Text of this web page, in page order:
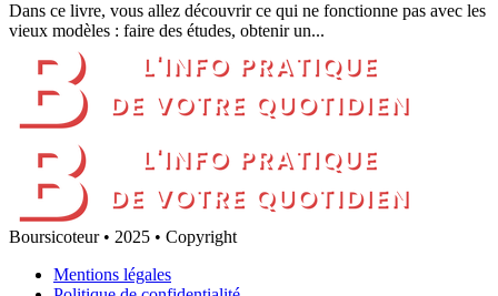
Dans ce livre, vous allez découvrir ce qui ne fonctionne pas avec les
vieux modèles : faire des études, obtenir un...
Boursicoteur • 2025 • Copyright
Mentions légales